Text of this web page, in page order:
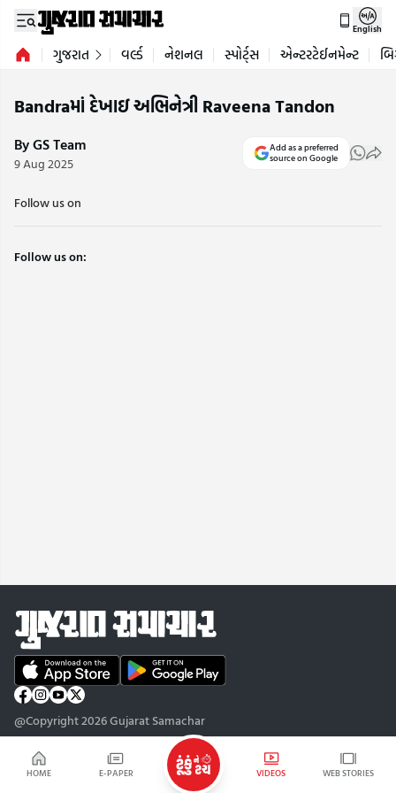
HOME E-PAPER VIDEOS WEB STORIES
English
ગુજરાત વર્લ્ડ નેશનલ સ્પોર્ટ્સ એન્ટરટેઈનમેન્ટ
Bandraમાં દેખાઇ અભિનેત્રી Raveena Tandon
By GS Team
9 Aug 2025
Add as a preferred
source on Google
Follow us on
Follow us on:
@Copyright 2026 Gujarat Samachar